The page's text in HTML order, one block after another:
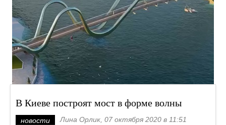
В Киеве построят мост в форме волны
новости Лина Орлик, 07 октября 2020 в 11:51